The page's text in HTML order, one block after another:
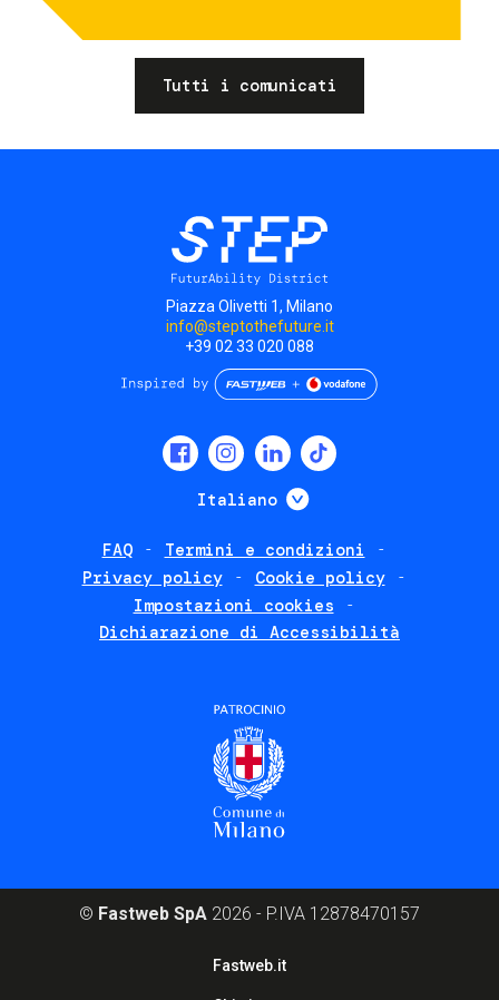
Tutti i comunicati
Piazza Olivetti 1, Milano
info@steptothefuture.it
+39 02 33 020 088
Italiano Mostra ulteriori
FAQ
Termini e condizioni
Privacy policy
Cookie policy
Impostazioni cookies
Dichiarazione di Accessibilità
© Fastweb SpA 2026 - P.IVA 12878470157
Fastweb.it